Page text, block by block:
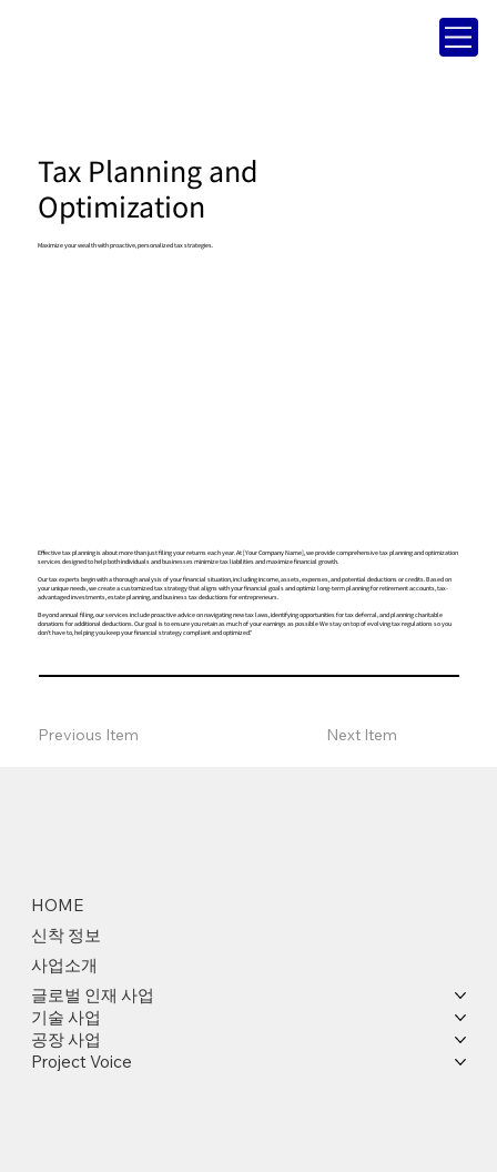
Tax Planning and
Optimization
Maximize your wealth with proactive, personalized tax strategies.
Effective tax planning is about more than just filing your returns each year. At [Your Company Name], we provide comprehensive tax planning and optimization
services designed to help both individuals and businesses minimize tax liabilities and maximize financial growth.
Our tax experts begin with a thorough analysis of your financial situation, including income, assets, expenses, and potential deductions or credits. Based on
your unique needs, we create a customized tax strategy that aligns with your financial goals and optimiz long-term planning for retirement accounts, tax-
advantaged investments, estate planning, and business tax deductions for entrepreneurs.
Beyond annual filing, our services include proactive advice on navigating new tax laws, identifying opportunities for tax deferral, and planning charitable
donations for additional deductions. Our goal is to ensure you retain as much of your earnings as possible We stay on top of evolving tax regulations so you
don’t have to, helping you keep your financial strategy compliant and optimized."
Previous Item Next Item
HOME
신착 정보
사업소개
글로벌 인재 사업
기술 사업
공장 사업
Project Voice